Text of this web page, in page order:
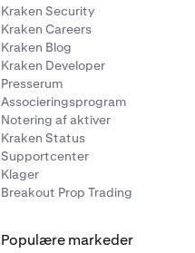
Kraken Security
Kraken Careers
Kraken Blog
Kraken Developer
Presserum
Associeringsprogram
Notering af aktiver
Kraken Status
Supportcenter
Klager
Breakout Prop Trading
Populære markeder